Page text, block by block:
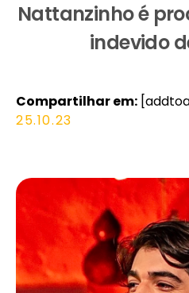
Nattanzinho é
indevido
Compartilhar em:
25.10.23